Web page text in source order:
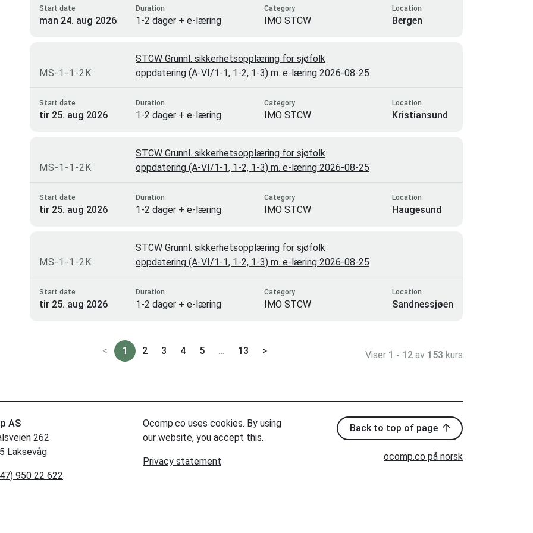
Start date
man 24. aug 2026
Duration
1-2 dager + e-læring
Category
IMO STCW
Location
Bergen
MS-1-1-2K
Start date
tir 25. aug 2026
STCW Grunnl. sikkerhetsopplæring for sjøfolk
oppdatering (A-VI/1-1, 1-2, 1-3) m. e-læring 2026-08-25
Duration
1-2 dager + e-læring
Category
IMO STCW
Location
Kristiansund
MS-1-1-2K
Start date
tir 25. aug 2026
STCW Grunnl. sikkerhetsopplæring for sjøfolk
oppdatering (A-VI/1-1, 1-2, 1-3) m. e-læring 2026-08-25
Duration
1-2 dager + e-læring
Category
IMO STCW
Location
Haugesund
MS-1-1-2K
Start date
tir 25. aug 2026
STCW Grunnl. sikkerhetsopplæring for sjøfolk
oppdatering (A-VI/1-1, 1-2, 1-3) m. e-læring 2026-08-25
Duration
1-2 dager + e-læring
Category
IMO STCW
Location
Sandnessjøen
< 1 2 3 4 5 … 13 > Viser 1 - 12av 153 kurs
AS
262
Laksevåg
950 22 622
Ocomp.co uses cookies. By using
our website, you accept this.
Privacy statement
Back to top of page
ocomp.co på norsk